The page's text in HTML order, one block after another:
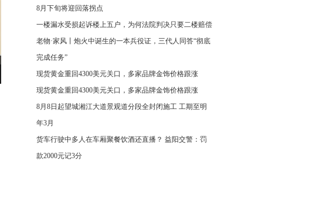
8月下旬将迎回落拐点
一楼漏水受损起诉楼上五户，为何法院判决只要二楼赔偿
老物·家风丨炮火中诞生的一本兵役证，三代人同答“彻底
完成任务”
现货黄金重回4300美元关口，多家品牌金饰价格跟涨
现货黄金重回4300美元关口，多家品牌金饰价格跟涨
8月8日起望城湘江大道景观道分段全封闭施工 工期至明
年3月
货车行驶中多人在车厢聚餐饮酒还直播？ 益阳交警：罚
款2000元记3分